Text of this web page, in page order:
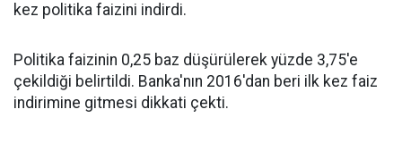
kez politika faizini indirdi.
Politika faizinin 0,25 baz düşürülerek yüzde 3,75'e
çekildiği belirtildi. Banka'nın 2016'dan beri ilk kez faiz
indirimine gitmesi dikkati çekti.